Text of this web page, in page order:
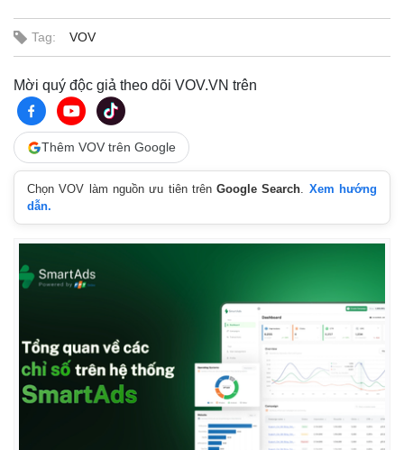
Tag: VOV
Mời quý độc giả theo dõi VOV.VN trên
Thêm VOV trên Google
Chọn VOV làm nguồn ưu tiên trênGoogle Search. Xem hướng
dẫn.